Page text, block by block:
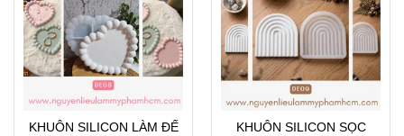
KHUÔN SILICON LÀM ĐẾ
KHUÔN SILICON SỌC